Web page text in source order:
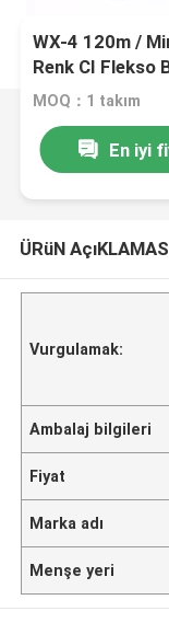
WX-4 120m /
Renk CI Flekso
MOQ：1 takım
En iyi
ÜRüN
Vurgulamak:
Ambalaj bilgileri
Fiyat
Marka adı
Menşe yeri